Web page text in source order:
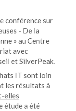
conférence sur
- De la
» au Centre
avec
et SilverPeak.
IT sont loin
les résultats à
elles
étude a été